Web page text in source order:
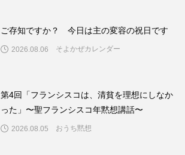
ご存知ですか？ 今日は主の変容の祝日です
2026.08.06 そよかぜカレンダー
第4回「フランシスコは、清貧を理想にしなか
った」〜聖フランシスコ年黙想講話〜
2026.08.05 おうち黙想